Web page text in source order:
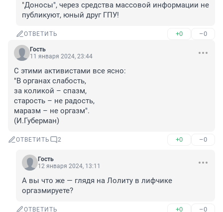
"Доносы", через средства массовой информации не
публикуют, юный друг ГПУ!
ОТВЕТИТЬ +0 –0
Гость
11 января 2024, 23:44
С этими активистами все ясно:
"В органах слабость,
за коликой – спазм,
старость – не радость,
маразм – не оргазм".
(И.Губерман)
ОТВЕТИТЬ 2 +0 –0
Гость
12 января 2024, 13:11
А вы что же — глядя на Лолиту в лифчике
оргазмируете?
ОТВЕТИТЬ +0 –0